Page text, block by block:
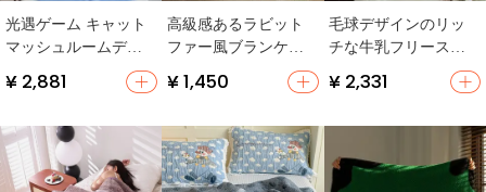
光遇ゲーム キャット
マッシュルームデザ
インのカーディガン
【春用・アニメスタ
ケット】
¥ 2,881
高級感あるラビット
ファー風ブランケッ
ト【オフィス用・冬
季用・極上の柔らか
¥ 1,450
毛球デザインのリッ
チな牛乳フリースブ
ランケット【ダブル
レイヤー・個人用・
¥ 2,331